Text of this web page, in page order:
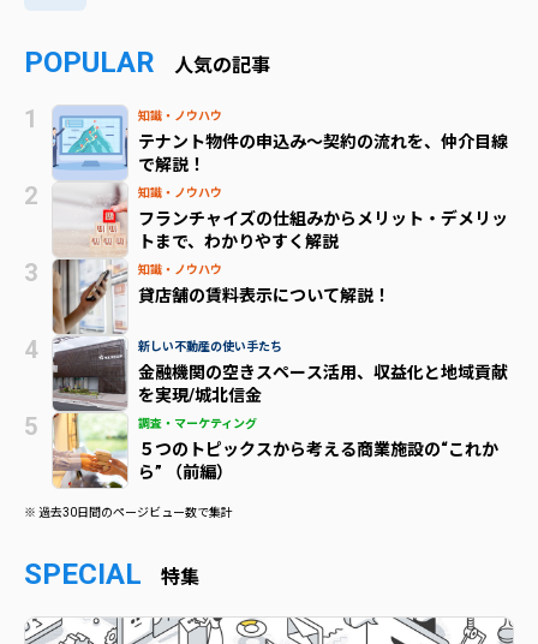
POPULAR 人気の記事
知識・ノウハウ
テナント物件の申込み～契約の流れを、仲介目線
で解説！
知識・ノウハウ
フランチャイズの仕組みからメリット・デメリッ
トまで、わかりやすく解説
知識・ノウハウ
貸店舗の賃料表示について解説！
新しい不動産の使い手たち
金融機関の空きスペース活用、収益化と地域貢献
を実現/城北信金
調査・マーケティング
５つのトピックスから考える商業施設の“これか
ら” （前編）
※ 過去30日間のページビュー数で集計
SPECIAL 特集